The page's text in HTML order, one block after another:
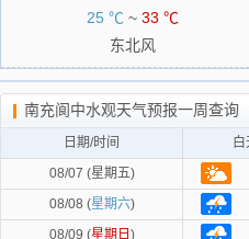
25 ℃ ~ 33 ℃
东北风
南充阆中水观天气预报一周查询
日期/时间
08/07 (星期五)
08/08 (星期六)
08/09 (星期日 )